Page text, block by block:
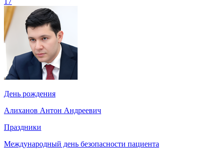
День рождения
Алиханов Антон Андреевич
Праздники
Международный день безопасности пациента